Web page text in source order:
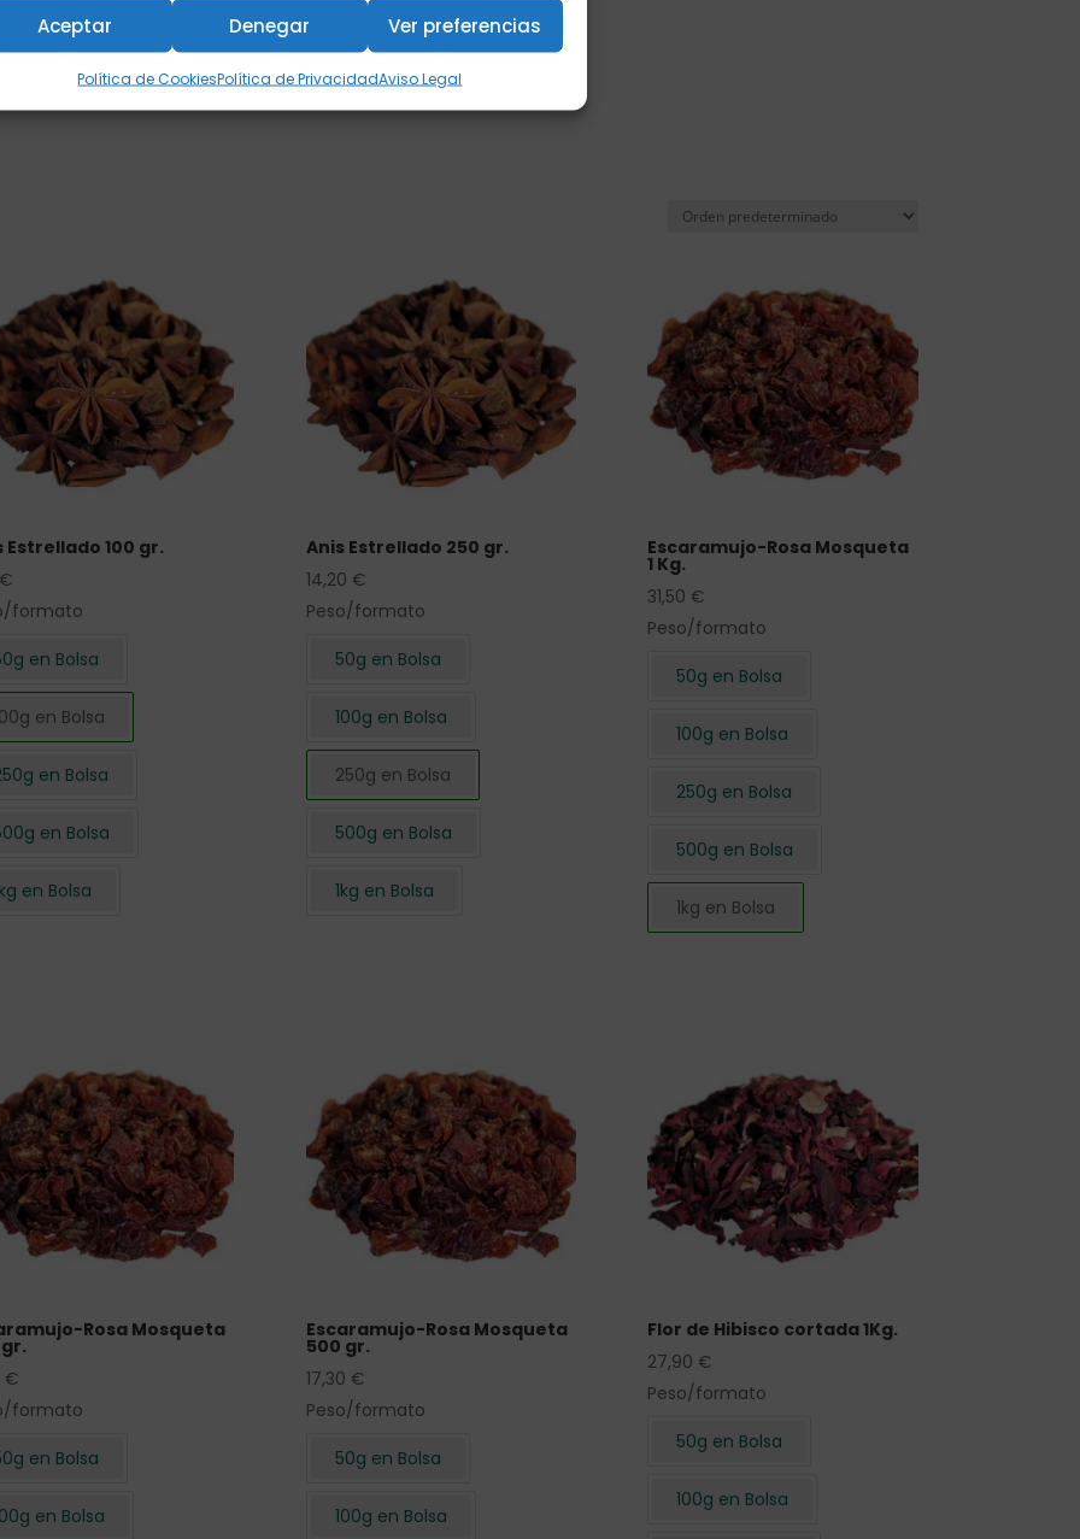
Aceptar Denegar Ver preferencias
Política de CookiesPolítica de PrivacidadAviso Legal
probar, sentir y dejarte llevar por el arte de infusionar el alma.
Estrellado 100 gr.
€
formato
en Bolsa
en Bolsa
en Bolsa
en Bolsa
en Bolsa
Anis Estrellado 250 gr.
14,20 €
Peso/formato
50g en Bolsa
100g en Bolsa
250g en Bolsa
500g en Bolsa
1kg en Bolsa
Escaramujo-Rosa Mosqueta
1 Kg.
31,50 €
Peso/formato
50g en Bolsa
100g en Bolsa
250g en Bolsa
500g en Bolsa
1kg en Bolsa
Rosa Mosqueta
€
formato
en Bolsa
en Bolsa
Escaramujo-Rosa Mosqueta
500 gr.
17,30 €
Peso/formato
50g en Bolsa
100g en Bolsa
Flor de Hibisco cortada 1Kg.
27,90 €
Peso/formato
50g en Bolsa
100g en Bolsa